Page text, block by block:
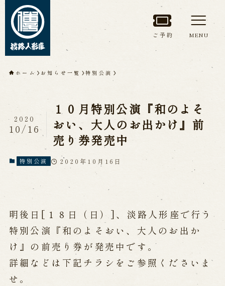
トップページ
淡路人形座について
淡路人形座とは
座員紹介
人間国宝 故鶴澤友路師匠
淡路人形座の成り立ち
淡路人形座で研修した人々
淡路人形浄瑠璃を受け継いで
公演カレンダー
開催中の公演
近日開催の公演
ご予約 MENU
ホーム お知らせ一覧 特別公演
１０月特別公演『和のよそ
おい、大人のお出かけ』前
売り券発売中
2020
10/16
特別公演 2020年10月16日
明後日[１８日（日）]、淡路人形座で行う
特別公演『和のよそおい、大人のお出か
け』の前売り券が発売中です。
詳細などは下記チラシをご参照くださいま
せ。